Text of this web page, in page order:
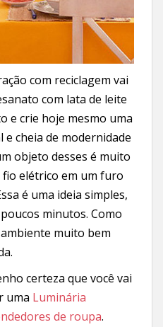
com reciclagem vai
com lata de leite
e crie hoje mesmo uma
cheia de modernidade
objeto desses é muito
elétrico em um furo
é uma ideia simples,
minutos. Como
muito bem
certeza que você vai
uma Luminária
de roupa.